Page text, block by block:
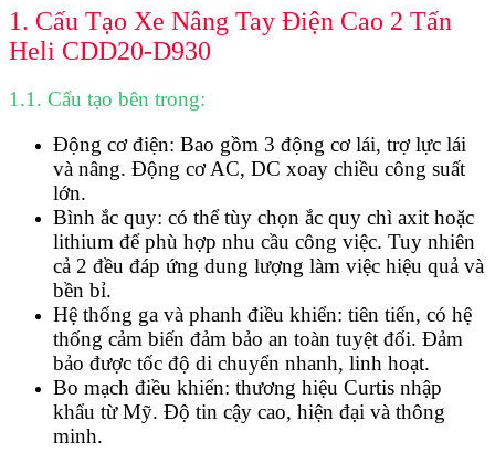
1. Cấu Tạo Xe Nâng Tay Điện Cao 2 Tấn
Heli CDD20-D930
1.1. Cấu tạo bên trong:
Động cơ điện: Bao gồm 3 động cơ lái, trợ lực lái
và nâng. Động cơ AC, DC xoay chiều công suất
lớn.
Bình ắc quy: có thể tùy chọn ắc quy chì axit hoặc
lithium để phù hợp nhu cầu công việc. Tuy nhiên
cả 2 đều đáp ứng dung lượng làm việc hiệu quả và
bền bỉ.
Hệ thống ga và phanh điều khiển: tiên tiến, có hệ
thống cảm biến đảm bảo an toàn tuyệt đối. Đảm
bảo được tốc độ di chuyển nhanh, linh hoạt.
Bo mạch điều khiển: thương hiệu Curtis nhập
khẩu từ Mỹ. Độ tin cậy cao, hiện đại và thông
minh.